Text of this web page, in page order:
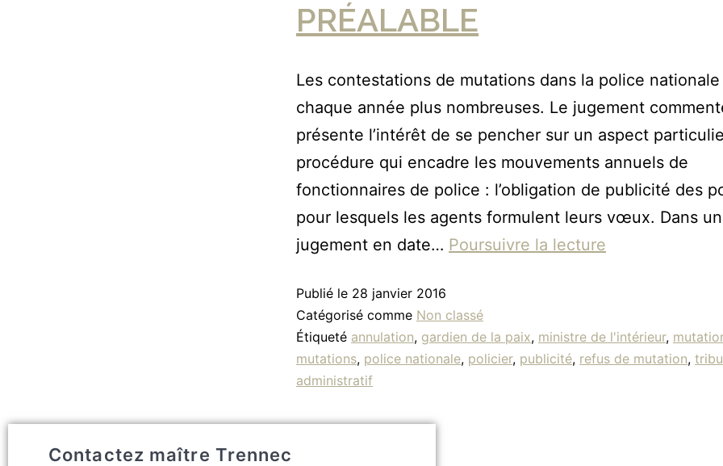
PRÉALABLE
Les contestations de mutations dans la police
chaque année plus nombreuses. Le jugement
présente l’intérêt de se pencher sur un aspect
procédure qui encadre les mouvements annuels de
fonctionnaires de police : l’obligation de publicité des
pour lesquels les agents formulent leurs vœux. Dans un
jugement en date… Poursuivre la lecture
Publié le 28 janvier 2016
Catégorisé comme Non classé
Étiqueté annulation, gardien de la paix, ministre de l'intérieur,
mutations, police nationale, policier, publicité, refus de mutation,
administratif
Contactez maître Trennec